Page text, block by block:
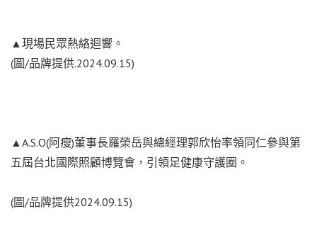
▲現場民眾熱絡迴響。
(圖/品牌提供.2024.09.15)
▲A.S.O(阿瘦)董事長羅榮岳與總經理郭欣怡率領同仁參與第
五屆台北國際照顧博覽會，引領足健康守護圈。
(圖/品牌提供2024.09.15)